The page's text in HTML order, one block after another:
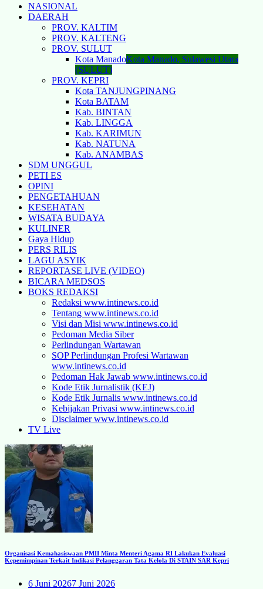
NASIONAL
DAERAH
PROV. KALTIM
PROV. KALTENG
PROV. SULUT
Kota ManadoKota Manado, Sulawesi Utara
(SULUT)
PROV. KEPRI
Kota TANJUNGPINANG
Kota BATAM
Kab. BINTAN
Kab. LINGGA
Kab. KARIMUN
Kab. NATUNA
Kab. ANAMBAS
SDM UNGGUL
PETI ES
OPINI
PENGETAHUAN
KESEHATAN
WISATA BUDAYA
KULINER
Gaya Hidup
PERS RILIS
LAGU ASYIK
REPORTASE LIVE (VIDEO)
BICARA MEDSOS
BOKS REDAKSI
Redaksi www.intinews.co.id
Tentang www.intinews.co.id
Visi dan Misi www.intinews.co.id
Pedoman Media Siber
Perlindungan Wartawan
SOP Perlindungan Profesi Wartawan
www.intinews.co.id
Pedoman Hak Jawab www.intinews.co.id
Kode Etik Jurnalistik (KEJ)
Kode Etik Jurnalis www.intinews.co.id
Kebijakan Privasi www.intinews.co.id
Disclaimer www.intinews.co.id
TV Live
Organisasi Kemahasiswaan PMII Minta Menteri Agama RI Lakukan Evaluasi
Kepemimpinan Terkait Indikasi Pelanggaran Tata Kelola Di STAIN SAR Kepri
6 Juni 20267 Juni 2026